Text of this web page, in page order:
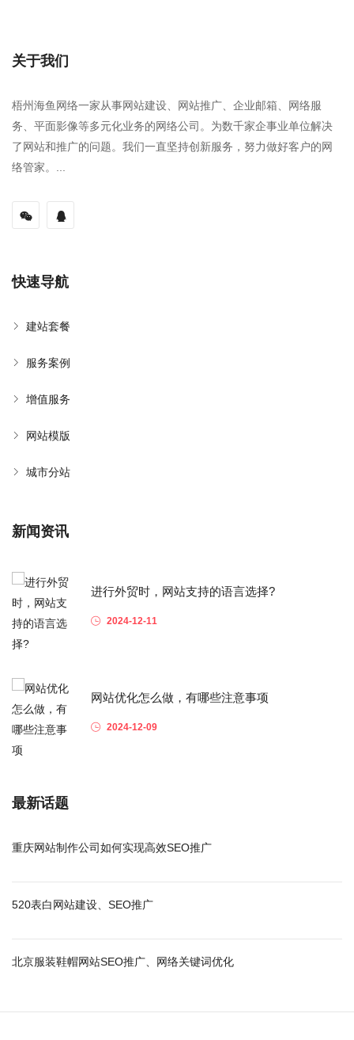
关于我们
梧州海鱼网络一家从事网站建设、网站推广、企业邮箱、网络服
务、平面影像等多元化业务的网络公司。为数千家企事业单位解决
了网站和推广的问题。我们一直坚持创新服务，努力做好客户的网
络管家。...
快速导航
建站套餐
服务案例
增值服务
网站模版
城市分站
新闻资讯
进行外贸时，网站支持的语言选择?
2024-12-11
网站优化怎么做，有哪些注意事项
2024-12-09
最新话题
重庆网站制作公司如何实现高效SEO推广
520表白网站建设、SEO推广
北京服装鞋帽网站SEO推广、网络关键词优化